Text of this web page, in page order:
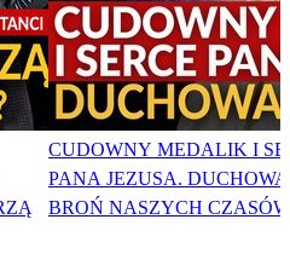
CUDOWNY MEDALIK I
PANA JEZUSA. DUCHOWA
BROŃ NASZYCH